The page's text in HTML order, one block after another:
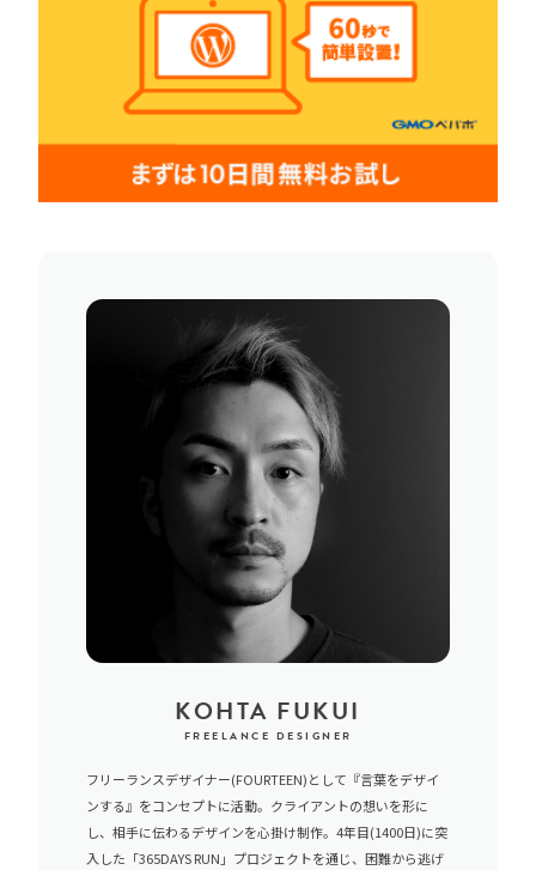
KOHTA FUKUI
FREELANCE DESIGNER
フリーランスデザイナー(FOURTEEN)として『言葉をデザイ
ンする』をコンセプトに活動。クライアントの想いを形に
し、相手に伝わるデザインを心掛け制作。4年目(1400日)に突
入した「365DAYS RUN」プロジェクトを通じ、困難から逃げ